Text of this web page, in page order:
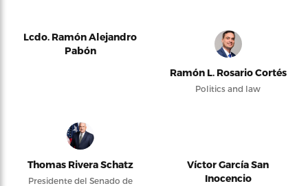
Lcdo. Ramón Alejandro
Pabón
Ramón L. Rosario Cortés
Politics and law
Thomas Rivera Schatz
Presidente del Senado de
Víctor García San
Inocencio